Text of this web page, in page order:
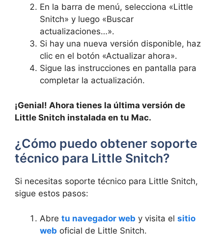
En la barra de menú, selecciona «Little
Snitch» y luego «Buscar
actualizaciones…».
Si hay una nueva versión disponible, haz
clic en el botón «Actualizar ahora».
Sigue las instrucciones en pantalla para
completar la actualización.
¡Genial! Ahora tienes la última versión de
Little Snitch instalada en tu Mac.
¿Cómo puedo obtener soporte
técnico para Little Snitch?
Si necesitas soporte técnico para Little Snitch,
sigue estos pasos:
Abre tu navegador web y visita el sitio
web oficial de Little Snitch.